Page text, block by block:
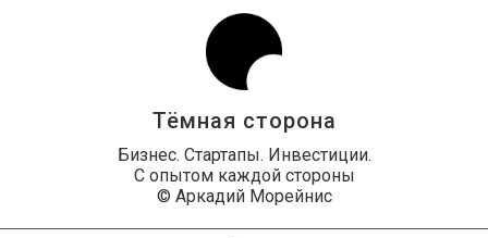
Тёмная сторона
Бизнес. Стартапы. Инвестиции.
С опытом каждой стороны
© Аркадий Морейнис